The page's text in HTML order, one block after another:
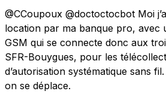
@CCoupoux @doctoctocbot Moi
location par ma banque pro, avec
GSM qui se connecte donc aux
SFR-Bouygues, pour les
d’autorisation systématique sans
on se déplace.